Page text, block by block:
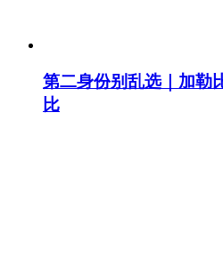
第二身份别乱选｜加勒
比